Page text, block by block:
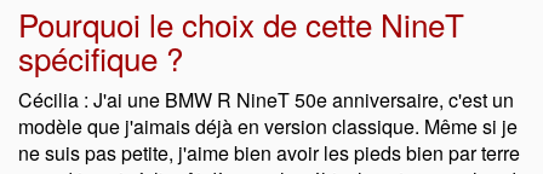
Pourquoi le choix de cette NineT
spécifique ?
Cécilia : J'ai une BMW R NineT 50e anniversaire, c'est un
modèle que j'aimais déjà en version classique. Même si je
ne suis pas petite, j'aime bien avoir les pieds bien par terre